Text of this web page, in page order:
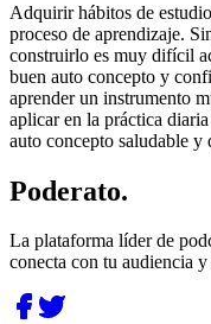
Adquirir hábitos de
proceso de aprendizaje.
construirlo es muy difícil
buen auto concepto y
aprender un instrumento
aplicar en la práctica
auto concepto saludable y
Poderato.
La plataforma líder de
conecta con tu audiencia